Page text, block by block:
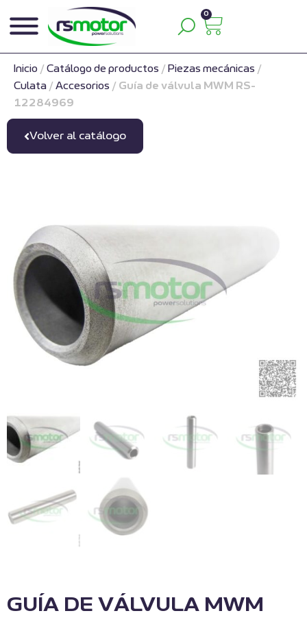
0
Inicio / Catálogo de productos / Piezas mecánicas /
Culata / Accesorios / Guía de válvula MWM RS-
12284969
Volver al catálogo
GUÍA DE VÁLVULA MWM